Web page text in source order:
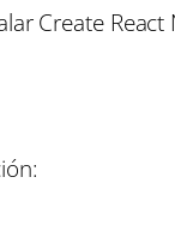
Create React